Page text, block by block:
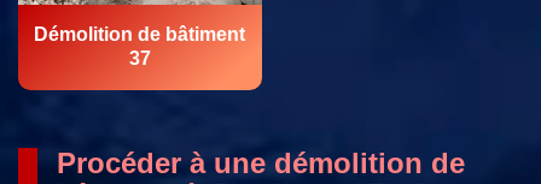
Démolition de bâtiment
37
Procéder à une démolition de